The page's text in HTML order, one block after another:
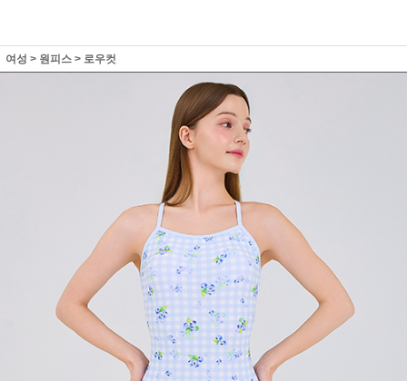
여성 > 원피스 > 로우컷